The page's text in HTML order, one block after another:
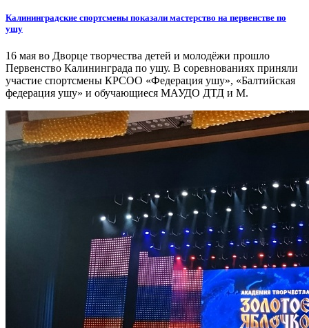
Калининградские спортсмены показали мастерство на первенстве по
ушу
16 мая во Дворце творчества детей и молодёжи прошло
Первенство Калининграда по ушу. В соревнованиях приняли
участие спортсмены КРСОО «Федерация ушу», «Балтийская
федерация ушу» и обучающиеся МАУДО ДТД и М.